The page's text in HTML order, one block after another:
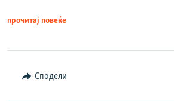
прочитај повеќе
Сподели